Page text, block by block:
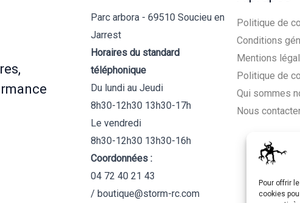
Pour offrir
cookies
Parc arbora - 69510 Soucieu en
Jarrest
Horaires du standard
téléphonique
Du lundi au Jeudi
8h30-12h30 13h30-17h
Le vendredi
8h30-12h30 13h30-16h
Coordonnées :
04 72 40 21 43
/ boutique@storm-rc.com
Politique de
Conditions
Mentions
Politique de
Qui sommes
Nous